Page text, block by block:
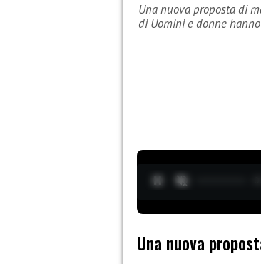
Una nuova proposta di
di Uomini e donne
Una nuova